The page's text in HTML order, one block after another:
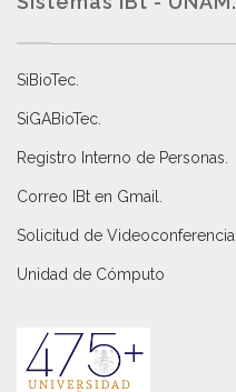
SiBioTec
SiGABioTec.
Registro Interno de Personas
Correo IBt en Gmail
Solicitud de Videoconferencia.
Unidad de Cómputo